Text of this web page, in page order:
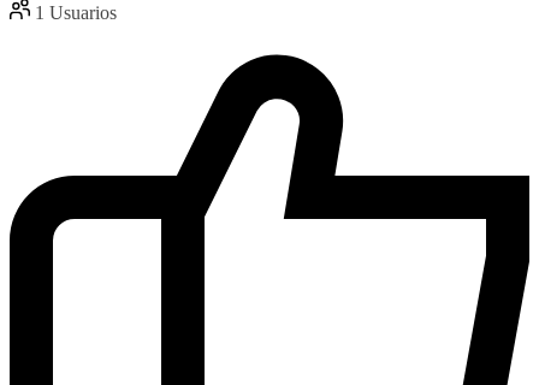
1 Usuarios